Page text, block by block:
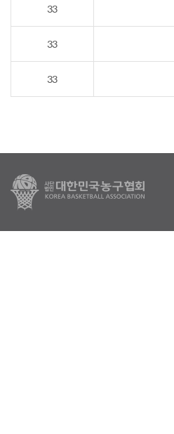
33
33
33